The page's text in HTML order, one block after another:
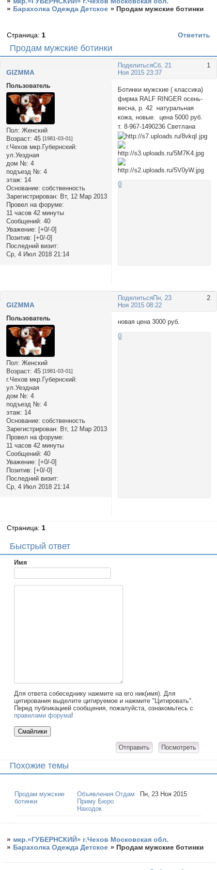
» Барахолка Одежда Детское » Продам мужские ботинки
Продам мужские ботинки
Страница: 1 Ответить
Поделиться 1
Сб, 21
Ноя 2015 23:37
GIZMMA
Пользователь
Пол: Женский
Возраст: 45 [1981-03-01]
г.Чехов мкр.Губернский:
ул.Уездная
дом №: 4
подъезд №: 4
этаж: 14
Основание: собственность
Зарегистрирован: Вт, 12 Мар 2013
Провел на форуме:
11 часов 42 минуты
Сообщений: 40
Уважение: [+0/-0]
Позитив: [+0/-0]
Последний визит:
Ср, 4 Июл 2018 21:14
Ботинки мужские ( классика)
фирма RALF RINGER осень-
весна, р. 42 натуральная
кожа, новые. цена 5000 руб.
т. 8-967-1490236 Светлана
0
Поделиться 2
Пн, 23
Ноя 2015 08:22
GIZMMA
Пользователь
Пол: Женский
Возраст: 45 [1981-03-01]
г.Чехов мкр.Губернский:
ул.Уездная
дом №: 4
подъезд №: 4
этаж: 14
Основание: собственность
Зарегистрирован: Вт, 12 Мар 2013
Провел на форуме:
11 часов 42 минуты
Сообщений: 40
Уважение: [+0/-0]
Позитив: [+0/-0]
Последний визит:
Ср, 4 Июл 2018 21:14
новая цена 3000 руб.
0
Страница:1
Быстрый ответ
Имя
Для ответа собеседнику нажмите на его ник(имя). Для
цитирования выделите цитируемое и нажмите "Цитировать".
Перед публикацией сообщения, пожалуйста, ознакомьтесь с
правилами форума!
Похожие темы
Продам мужские
ботинки
Объявления Отдам
Приму Бюро
Находок
Пн, 23 Ноя 2015
» мкр.«ГУБЕРНСКИЙ» г.Чехов Московская обл.
» Барахолка Одежда Детское » Продам мужские ботинки